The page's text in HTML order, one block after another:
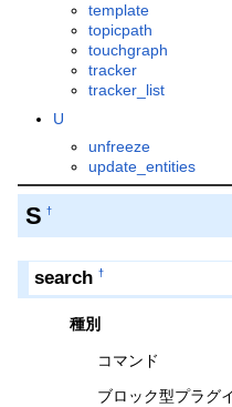
template
topicpath
touchgraph
tracker
tracker_list
U
unfreeze
update_entities
S †
search †
種別
コマンド
ブロック型プラグ